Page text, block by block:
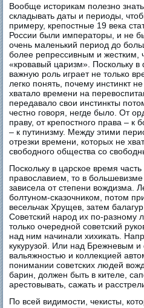
Вообще историкам полезно
складывать даты и периоды,
примеру, крепостные 19 века
России были императоры, и не
очень маленький период до
более репрессивным и
«кровавый царизм». Поскольку
важную роль играет не только
легко понять, почему инстинкт
хватало времени на
передавало свои инстинкты
честно говоря, негде было. От
праву, от крепостного права – к
– к путинизму. Между этими
отрезки времени, которых не
свободного общества со
Поскольку в царское время
православием, то в
зависела от степени вождизма.
болтуном-сказочником, потом
весельчак Хрущев, затем
Советский народ их по-разному
только очередной советский
над ним начинали хихикать.
кукурузой. Или над Брежневым и
вальяжностью и коллекцией
понимании советских людей
барин, должен быть в кителе,
арестовывать, сажать и
По всей видимости, чекисты,